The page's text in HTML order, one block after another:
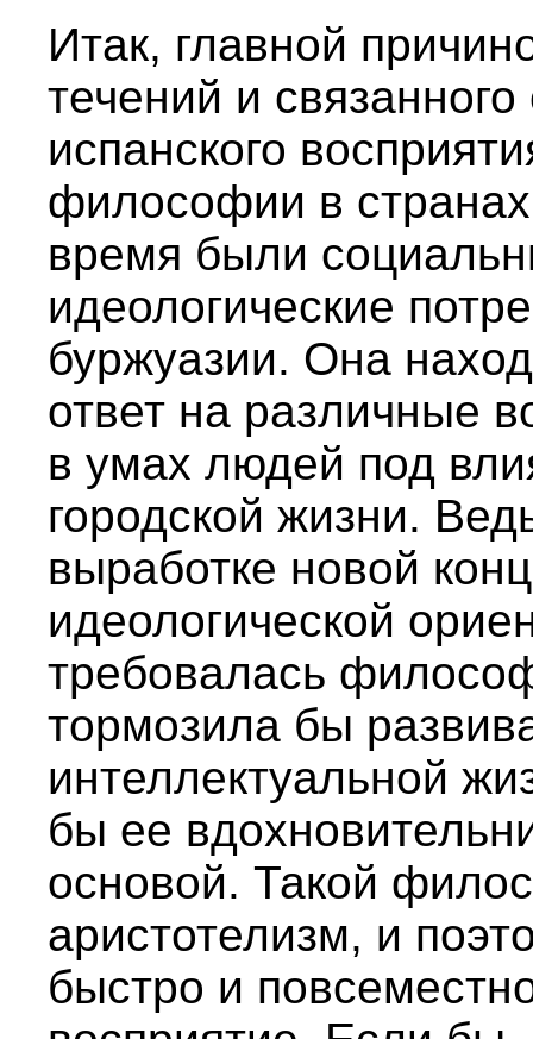
Итак, главной
течений и
испанского
философии в
время были
идеологические
буржуазии. Она
ответ на различные
в умах людей под
городской жизни.
выработке новой
идеологической
требовалась
тормозила бы
интеллектуальной
бы ее
основой. Такой
аристотелизм, и
быстро и